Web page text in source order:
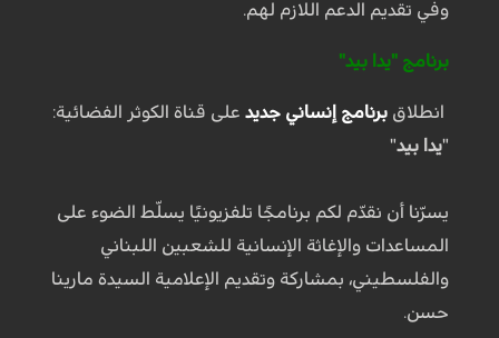
وفي تقديم الدعم اللازم لهم.
برنامج "يدا بيد"
انطلاق برنامج إنساني جديدعلى قناة الكوثر الفضائية:
"يدا بيد"
يسرّنا أن نقدّم لكم برنامجًا تلفزيونيًا يسلّط الضوء على
المساعدات والإغاثة الإنسانية للشعبين اللبناني
والفلسطيني، بمشاركة وتقديم الإعلامية السيدة مارينا
حسن.